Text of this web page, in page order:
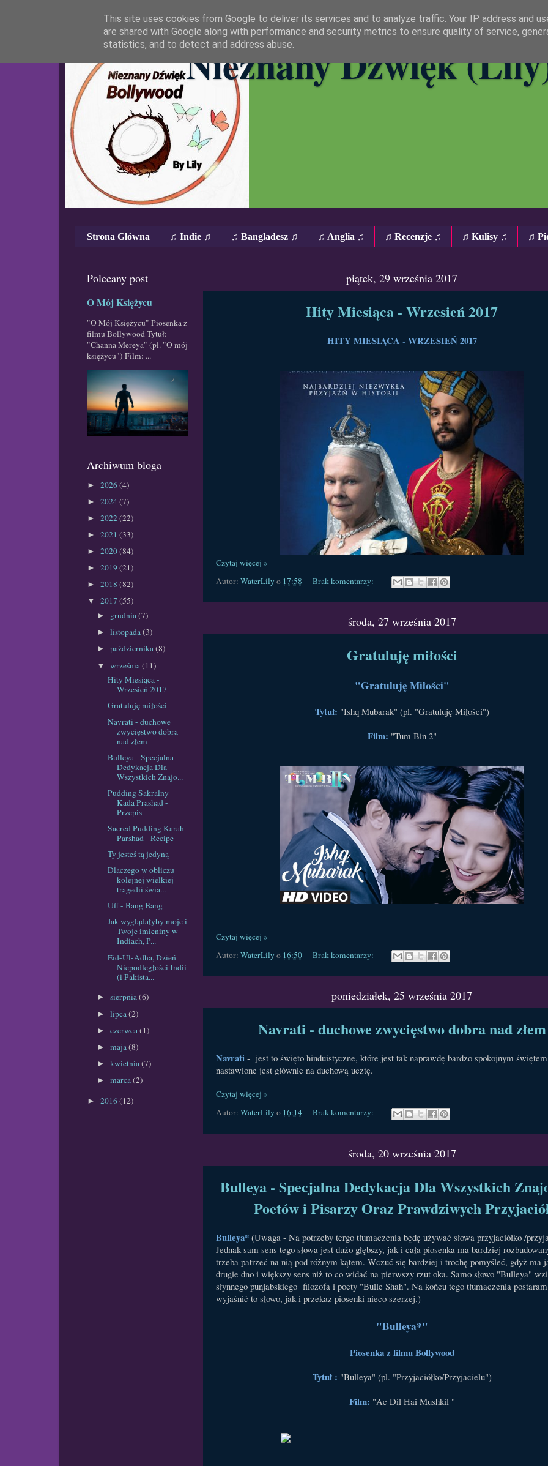
Nieznany Dźwięk
Strona Główna ♫ Indie ♫ ♫ Bangladesz ♫ ♫ Anglia ♫ ♫ Recenzje ♫ ♫ Kulisy ♫ ♫
piątek, 29 września 2017
Hity Miesiąca - Wrzesień 2017
HITY MIESIĄCA - WRZESIEŃ 2017
Czytaj więcej »
Autor: WaterLily o 17:58 Brak komentarzy:
środa, 27 września 2017
Gratuluję miłości
"Gratuluję Miłości"
Tytuł: "Ishq Mubarak" (pl. "Gratuluję Miłości")
Film: "Tum Bin 2"
Czytaj więcej »
Autor: WaterLily o 16:50 Brak komentarzy:
poniedziałek, 25 września 2017
Navrati - duchowe zwycięstwo dobra nad złem
Navrati - jest to święto hinduistyczne, które jest tak naprawdę bardzo spokojnym
nastawione jest głównie na duchową ucztę.
Czytaj więcej »
Autor: WaterLily o 16:14 Brak komentarzy:
środa, 20 września 2017
Bulleya - Specjalna Dedykacja Dla Wszystkich
Poetów i Pisarzy Oraz Prawdziwych
Bulleya* (Uwaga - Na potrzeby tergo tłumaczenia będę używać słowa przyjaciółko /
Jednak sam sens tego słowa jest dużo głębszy, jak i cała piosenka ma bardziej
trzeba patrzeć na nią pod różnym kątem. Wczuć się bardziej i trochę pomyśleć, gdyż ma
drugie dno i większy sens niż to co widać na pierwszy rzut oka. Samo słowo "Bulleya"
słynnego punjabskiego filozofa i poety "Bulle Shah". Na końcu tego tłumaczenia
wyjaśnić to słowo, jak i przekaz piosenki nieco szerzej.)
"Bulleya*"
Piosenka z filmu Bollywood
Tytuł : "Bulleya" (pl. "Przyjaciółko/Przyjacielu")
Film: "Ae Dil Hai Mushkil "
Polecany post
O Mój Księżycu
"O Mój Księżycu" Piosenka z
filmu Bollywood Tytuł:
"Channa Mereya" (pl. "O mój
księżycu") Film: ...
Archiwum bloga
► 2026(4)
► 2024(7)
► 2022(22)
► 2021 (33)
► 2020(84)
► 2019 (21)
► 2018 (82)
▼ 2017 (55)
► grudnia(7)
►listopada(3)
►października(8)
▼września(11)
Hity Miesiąca -
Wrzesień 2017
Gratuluję miłości
Navrati - duchowe
zwycięstwo dobra
nad złem
Bulleya - Specjalna
Dedykacja Dla
Wszystkich Znajo...
Pudding Sakralny
Kada Prashad -
Przepis
Sacred Pudding Karah
Parshad - Recipe
Ty jesteś tą jedyną
Dlaczego w obliczu
kolejnej wielkiej
tragedii świa...
Uff - Bang Bang
Jak wyglądałyby moje i
Twoje imieniny w
Indiach, P...
Eid-Ul-Adha, Dzień
Niepodległości Indii
(i Pakista...
►sierpnia(6)
►lipca(2)
►czerwca(1)
►maja(8)
►kwietnia(7)
►marca(2)
► 2016(12)
This site uses cookies from Google to deliver its services and to analyze traffic. Your IP address and
are shared with Google along with performance and security metrics to ensure quality of service,
statistics, and to detect and address abuse.